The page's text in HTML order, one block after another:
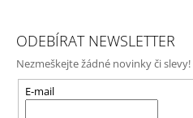
ODEBÍRAT NEWSLETTER
Nezmeškejte žádné novinky či slevy!
E-mail